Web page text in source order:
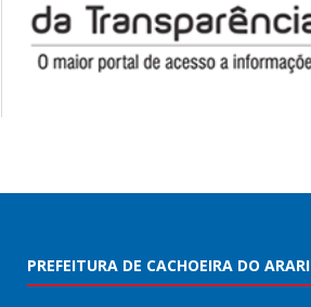
PREFEITURA DE CACHOEIRA DO ARARI